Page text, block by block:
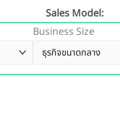
Sales Model:
Business Size